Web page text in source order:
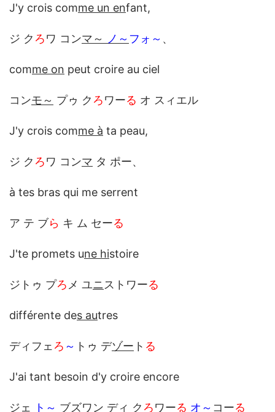
J'y crois comme un enfant,
ジ ク ろワ コンマ～ ノ～ フォ～ 、
comme on peut croire au ciel
コンモ～ プゥ ク ろワーる オ スィエル
J'y crois comme à ta peau,
ジ ク ろワ コンマ タ ポー、
à tes bras qui me serrent
ア テ ブら キ ム セーる
J'te promets une histoire
ジトゥ プろ メ ユニ ストワーる
différente des autres
ディフェ ろ ～ トゥ デゾー ト る
J'ai tant besoin d'y croire encore
ジェ ト～ ブズワン ディ ク ろワーる オ～ コーる